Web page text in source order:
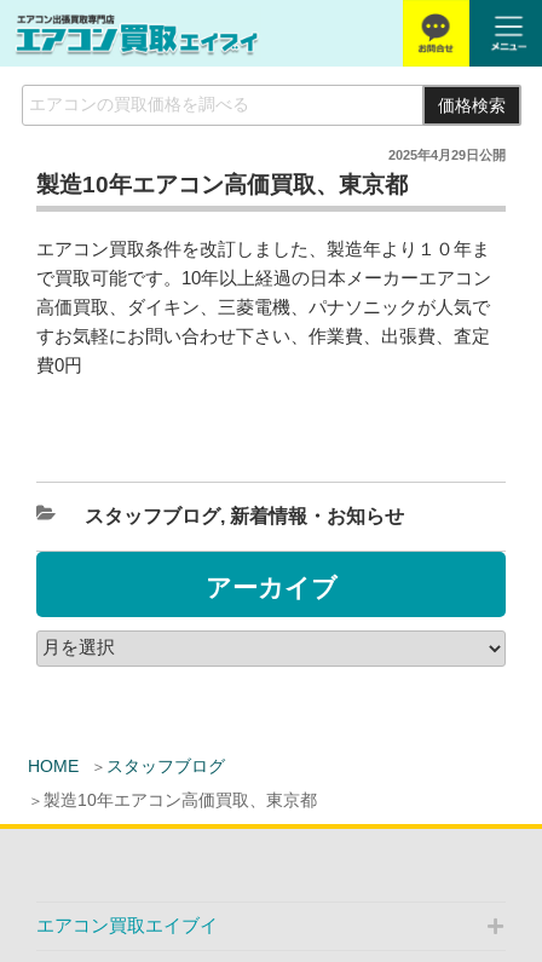
価格検索
HOME
スタッフブログ
製造10年エアコン高価買取、東京都
2025年4月29日公開
製造10年エアコン高価買取、東京都
エアコン買取条件を改訂しました、製造年より１０年ま
で買取可能です。10年以上経過の日本メーカーエアコン
高価買取、ダイキン、三菱電機、パナソニックが人気で
すお気軽にお問い合わせ下さい、作業費、出張費、査定
費0円
スタッフブログ, 新着情報・お知らせ
アーカイブ
エアコン買取エイブイ